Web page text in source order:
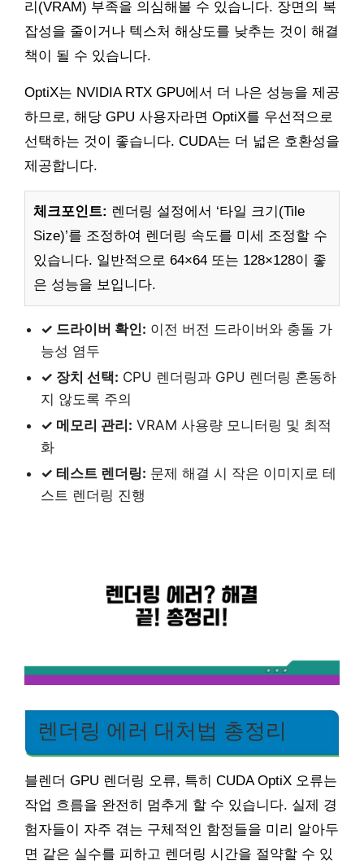
리(VRAM) 부족을 의심해볼 수 있습니다. 장면의 복
잡성을 줄이거나 텍스처 해상도를 낮추는 것이 해결
책이 될 수 있습니다.
OptiX는 NVIDIA RTX GPU에서 더 나은 성능을 제공
하므로, 해당 GPU 사용자라면 OptiX를 우선적으로
선택하는 것이 좋습니다. CUDA는 더 넓은 호환성을
제공합니다.
체크포인트: 렌더링 설정에서 ‘타일 크기(Tile
Size)’를 조정하여 렌더링 속도를 미세 조정할 수
있습니다. 일반적으로 64×64 또는 128×128이 좋
은 성능을 보입니다.
✓ 드라이버 확인: 이전 버전 드라이버와 충돌 가
능성 염두
✓ 장치 선택: CPU 렌더링과 GPU 렌더링 혼동하
지 않도록 주의
✓ 메모리 관리: VRAM 사용량 모니터링 및 최적
화
✓ 테스트 렌더링: 문제 해결 시 작은 이미지로 테
스트 렌더링 진행
렌더링 에러 대처법 총정리
블렌더 GPU 렌더링 오류, 특히 CUDA OptiX 오류는
작업 흐름을 완전히 멈추게 할 수 있습니다. 실제 경
험자들이 자주 겪는 구체적인 함정들을 미리 알아두
면 같은 실수를 피하고 렌더링 시간을 절약할 수 있